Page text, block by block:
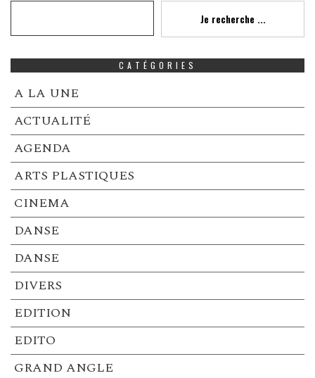
Je recherche ...
CATÉGORIES
A LA UNE
ACTUALITÉ
AGENDA
ARTS PLASTIQUES
CINEMA
DANSE
DANSE
DIVERS
EDITION
EDITO
GRAND ANGLE